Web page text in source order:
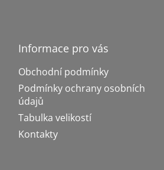
Informace pro vás
Obchodní podmínky
Podmínky ochrany osobních
údajů
Tabulka velikostí
Kontakty